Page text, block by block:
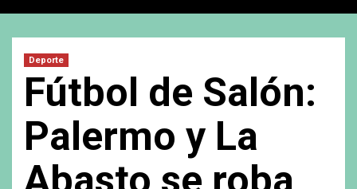
Deporte
Fútbol de Salón:
Palermo y La